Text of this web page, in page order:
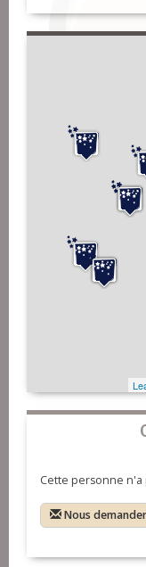
Cette personne n'a
Nous demander